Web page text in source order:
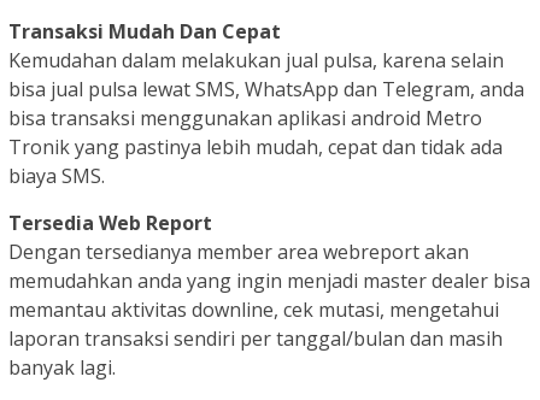
Transaksi Mudah Dan Cepat
Kemudahan dalam melakukan jual pulsa, karena selain
bisa jual pulsa lewat SMS, WhatsApp dan Telegram, anda
bisa transaksi menggunakan aplikasi android Metro
Tronik yang pastinya lebih mudah, cepat dan tidak ada
biaya SMS.
Tersedia Web Report
Dengan tersedianya member area webreport akan
memudahkan anda yang ingin menjadi master dealer bisa
memantau aktivitas downline, cek mutasi, mengetahui
laporan transaksi sendiri per tanggal/bulan dan masih
banyak lagi.